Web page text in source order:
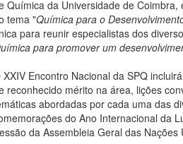
Química da Universidade de
tema "Química para o
para reunir especialistas dos
para promover um
XXIV Encontro Nacional da SPQ
reconhecido mérito na área, lições
abordadas por cada uma das
do Ano Internacional da
da Assembleia Geral das Nações